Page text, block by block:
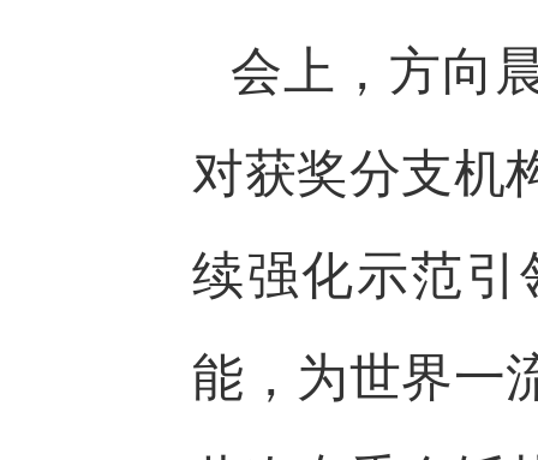
会上，方向
对获奖分支机
续强化示范引
能，为世界一